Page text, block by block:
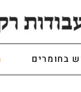
בחומרים